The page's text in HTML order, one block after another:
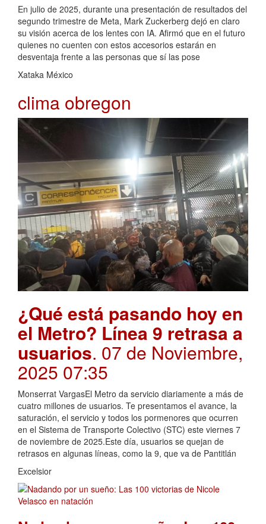
En julio de 2025, durante una presentación de resultados del
segundo trimestre de Meta, Mark Zuckerberg dejó en claro
su visión acerca de los lentes con IA. Afirmó que en el futuro
quienes no cuenten con estos accesorios estarán en
desventaja frente a las personas que sí las pose
Xataka México
clima obregon
¿Qué está pasando hoy en
el Metro? Línea 9 retrasa a
usuarios. 07 de Noviembre,
2025 07:35
Monserrat VargasEl Metro da servicio diariamente a más de
cuatro millones de usuarios. Te presentamos el avance, la
saturación, el servicio y todos los pormenores que ocurren
en el Sistema de Transporte Colectivo (STC) este viernes 7
de noviembre de 2025.Este día, usuarios se quejan de
retrasos en algunas líneas, como la 9, que va de Pantitlán
Excelsior